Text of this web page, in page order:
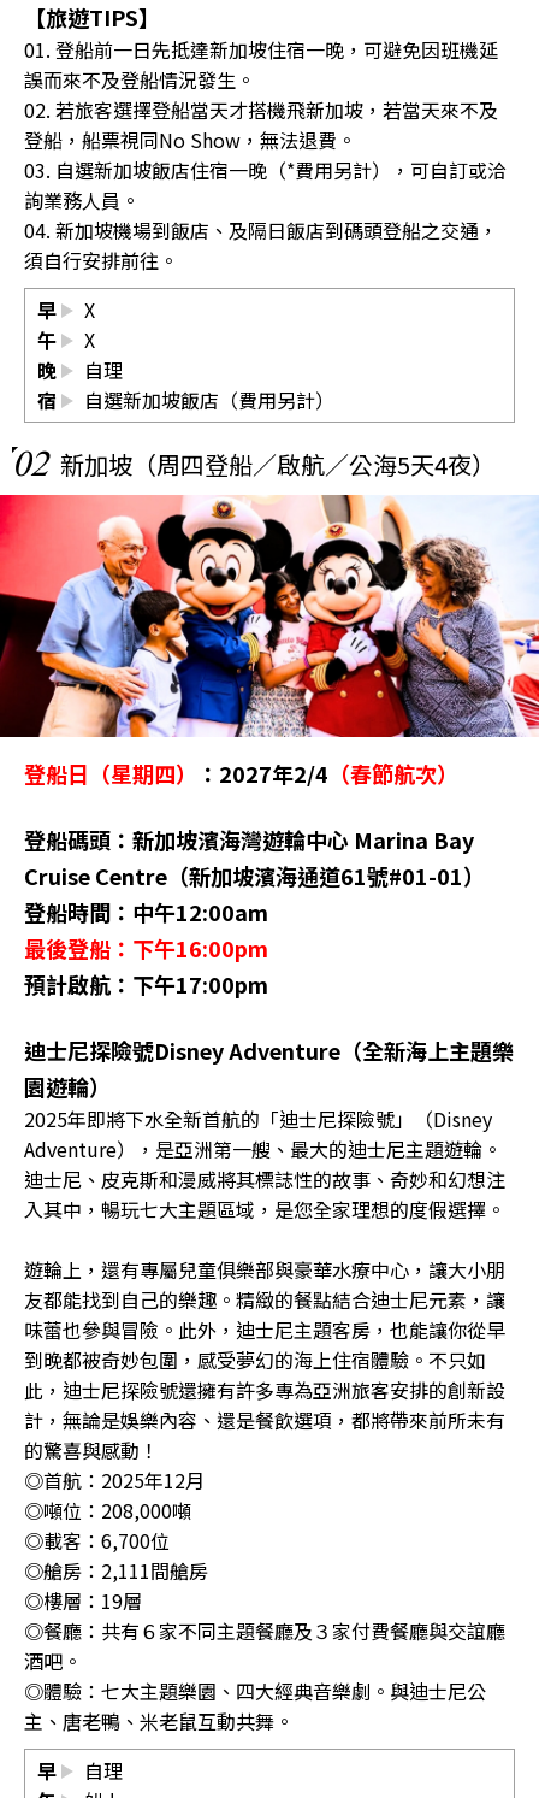
【旅遊TIPS】
01. 登船前一日先抵達新加坡住宿一晚，可避免因班機延
誤而來不及登船情況發生。
02. 若旅客選擇登船當天才搭機飛新加坡，若當天來不及
登船，船票視同No Show，無法退費。
03. 自選新加坡飯店住宿一晚（*費用另計），可自訂或洽
詢業務人員。
04. 新加坡機場到飯店、及隔日飯店到碼頭登船之交通，
須自行安排前往。
早
X
午
X
晚
自理
宿
自選新加坡飯店（費用另計）
02 新加坡（周四登船／啟航／公海5天4夜）
登船日（星期四） ：2027年2/4 （春節航次）
登船碼頭：新加坡濱海灣遊輪中心 Marina Bay
Cruise Centre（新加坡濱海通道61號#01-01）
登船時間：中午12:00am
最後登船：下午16:00pm
預計啟航：下午17:00pm
迪士尼探險號Disney Adventure（全新海上主題樂
園遊輪）
2025年即將下水全新首航的「迪士尼探險號」（Disney
Adventure），是亞洲第一艘、最大的迪士尼主題遊輪。
迪士尼、皮克斯和漫威將其標誌性的故事、奇妙和幻想注
入其中，暢玩七大主題區域，是您全家理想的度假選擇。
遊輪上，還有專屬兒童俱樂部與豪華水療中心，讓大小朋
友都能找到自己的樂趣。精緻的餐點結合迪士尼元素，讓
味蕾也參與冒險。此外，迪士尼主題客房，也能讓你從早
到晚都被奇妙包圍，感受夢幻的海上住宿體驗。不只如
此，迪士尼探險號還擁有許多專為亞洲旅客安排的創新設
計，無論是娛樂內容、還是餐飲選項，都將帶來前所未有
的驚喜與感動！
◎首航：2025年12月
◎噸位：208,000噸
◎載客：6,700位
◎艙房：2,111間艙房
◎樓層：19層
◎餐廳：共有６家不同主題餐廳及３家付費餐廳與交誼廳
酒吧。
◎體驗：七大主題樂園、四大經典音樂劇。與迪士尼公
主、唐老鴨、米老鼠互動共舞。
早
自理